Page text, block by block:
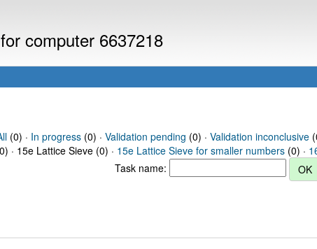
computer 6637218
(0) · In progress(0) · Validation pending (0) · Validation inconclusive
· 15e Lattice Sieve (0) · 15e Lattice Sieve for smaller numbers (0) ·
Task name: